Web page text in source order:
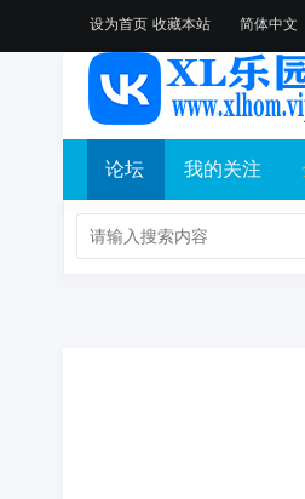
设为首页 收藏本站 简体中文
论坛 我的关注